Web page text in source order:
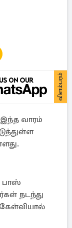
விளம்பரம்
இந்த வாரம்
பாஸ்
நடந்து